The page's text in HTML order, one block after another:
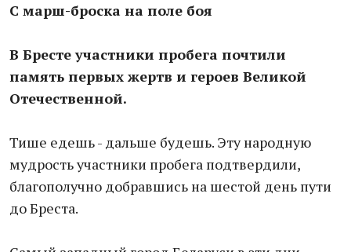
С марш-броска на поле боя
В Бресте участники пробега почтили
память первых жертв и героев Великой
Отечественной.
Тише едешь - дальше будешь. Эту народную
мудрость участники пробега подтвердили,
благополучно добравшись на шестой день пути
до Бреста.